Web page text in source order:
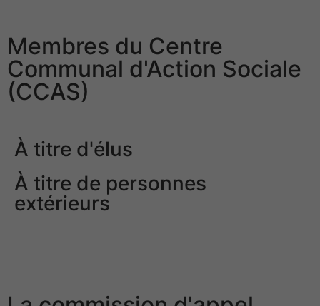
Membres du Centre
Communal d'Action Sociale
(CCAS)
À titre d'élus
À titre de personnes
extérieurs